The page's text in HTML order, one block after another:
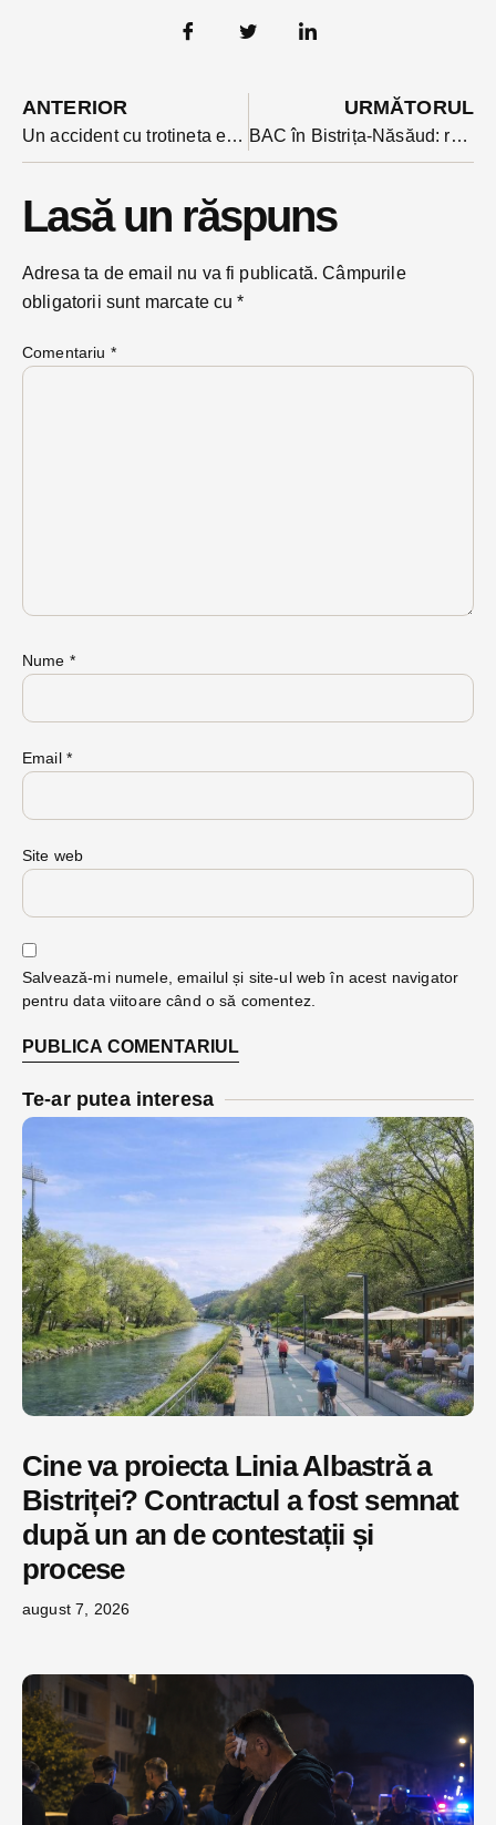
ANTERIOR
Un accident cu trotineta electrică era cât pe ce să-i fie fatal unui bărbat de 63 de ani
URMĂTORUL
BAC în Bistrița-Năsăud: rezultate în oglindă cu 2025 și 2023. Absolvenții, în marja mediei naționale
Lasă un răspuns
Adresa ta de email nu va fi publicată. Câmpurile
obligatorii sunt marcate cu*
Comentariu *
Nume *
Email *
Site web
Salvează-mi numele, emailul și site-ul web în acest navigator
pentru data viitoare când o să comentez.
Te-ar putea interesa
Cine va proiecta Linia Albastră a
Bistriței? Contractul a fost semnat
după un an de contestații și
procese
august 7, 2026